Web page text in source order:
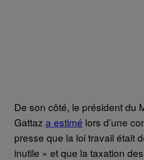
De son côté, le président du
Gattaz a estimé lors d’une
presse que la loi travail était
inutile » et que la taxation